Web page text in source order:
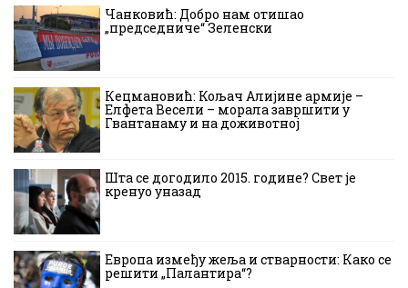
Чанковић: Добро нам отишао
„председниче“ Зеленски
Кецмановић: Кољач Алијине армије –
Елфета Весели – морала завршити у
Гвантанаму и на доживотној
Шта се догодило 2015. године? Свет је
кренуо уназад
Европа између жеља и стварности: Како се
решити „Палантира“?